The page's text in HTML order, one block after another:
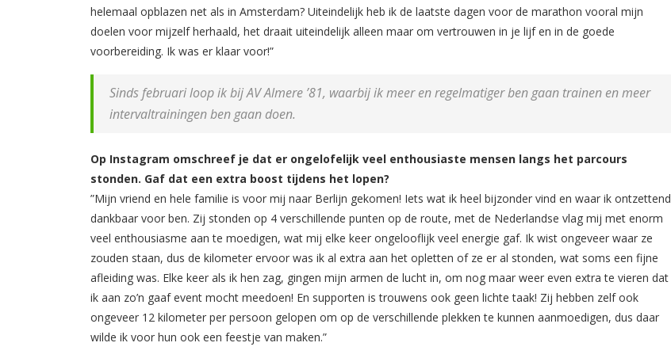
helemaal opblazen net als in Amsterdam? Uiteindelijk heb ik de laatste dagen voor de marathon vooral mijn
doelen voor mijzelf herhaald, het draait uiteindelijk alleen maar om vertrouwen in je lijf en in de goede
voorbereiding. Ik was er klaar voor!”
Sinds februari loop ik bij AV Almere ’81, waarbij ik meer en regelmatiger ben gaan trainen en meer
intervaltrainingen ben gaan doen.
Op Instagram omschreef je dat er ongelofelijk veel enthousiaste mensen langs het parcours
stonden. Gaf dat een extra boost tijdens het lopen?
”Mijn vriend en hele familie is voor mij naar Berlijn gekomen! Iets wat ik heel bijzonder vind en waar ik ontzettend
dankbaar voor ben. Zij stonden op 4 verschillende punten op de route, met de Nederlandse vlag mij met enorm
veel enthousiasme aan te moedigen, wat mij elke keer ongelooflijk veel energie gaf. Ik wist ongeveer waar ze
zouden staan, dus de kilometer ervoor was ik al extra aan het opletten of ze er al stonden, wat soms een fijne
afleiding was. Elke keer als ik hen zag, gingen mijn armen de lucht in, om nog maar weer even extra te vieren dat
ik aan zo’n gaaf event mocht meedoen! En supporten is trouwens ook geen lichte taak! Zij hebben zelf ook
ongeveer 12 kilometer per persoon gelopen om op de verschillende plekken te kunnen aanmoedigen, dus daar
wilde ik voor hun ook een feestje van maken.”